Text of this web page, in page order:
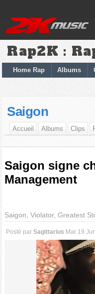
Rap2K :
Home Rap Albums
Saigon
Accueil Albums Clips
Saigon signe
Management
Saigon, Violator, Greatest
Posté parSagittarius Mar 19